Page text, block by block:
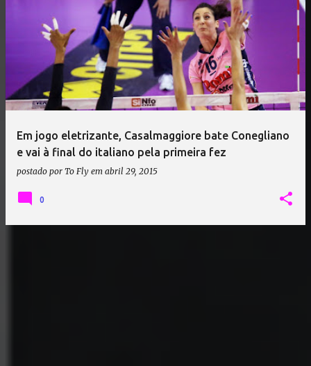
Em jogo eletrizante, Casalmaggiore bate Conegliano
e vai à final do italiano pela primeira fez
postado por To Fly em abril 29, 2015
0